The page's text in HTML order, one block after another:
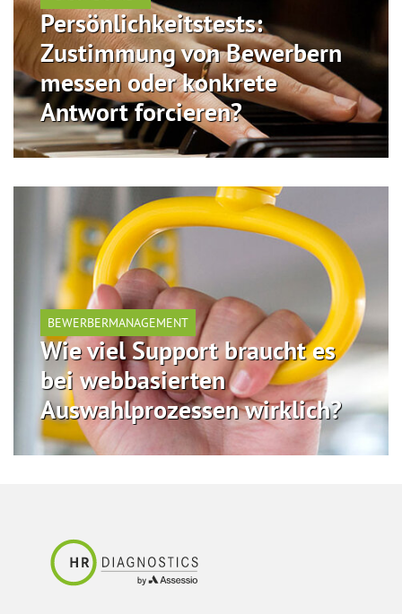
Persönlichkeitstests:
Zustimmung von Bewerbern
messen oder konkrete
Antwort forcieren?
BEWERBERMANAGEMENT
Wie viel Support braucht es
bei webbasierten
Auswahlprozessen wirklich?